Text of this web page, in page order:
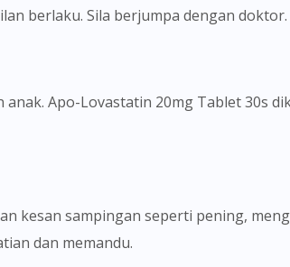
berlaku. Sila berjumpa dengan doktor.
Apo-Lovastatin 20mg Tablet 30s
kesan sampingan seperti pening,
dan memandu.